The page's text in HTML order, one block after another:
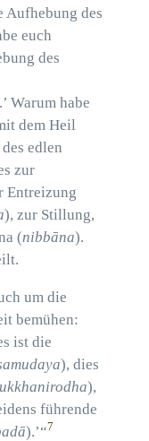
Aufhebung des
euch
des
Warum habe
dem Heil
edlen
zur
Entreizung
), zur Stillung,
(nibbāna).
um die
bemühen:
ist die
), dies
),
führende
).’“7